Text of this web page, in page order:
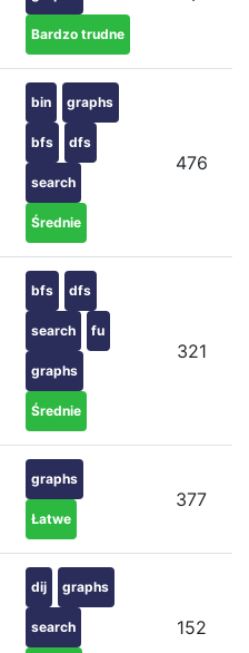
Bardzo trudne
bin graphs
bfs dfs
search
Średnie
476
bfs dfs
search fu
graphs
Średnie
321
graphs
Łatwe
377
dij graphs
search 152